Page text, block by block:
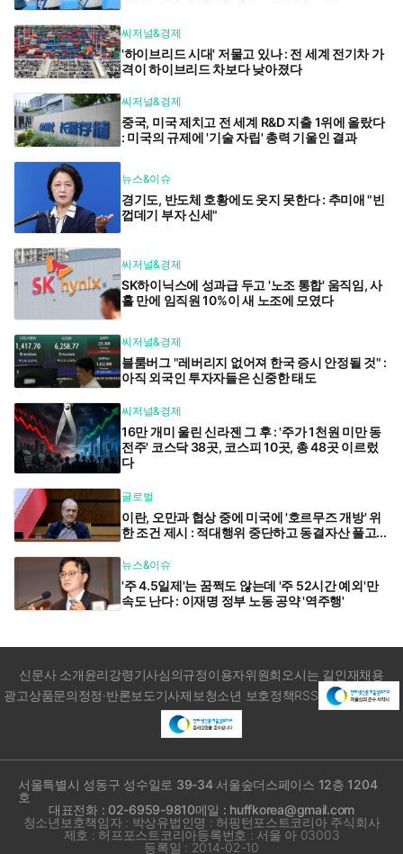
씨저널&경제
'하이브리드 시대' 저물고 있나 : 전 세계 전기차 가
격이 하이브리드 차보다 낮아졌다
씨저널&경제
중국, 미국 제치고 전 세계 R&D 지출 1위에 올랐다
: 미국의 규제에 '기술 자립' 총력 기울인 결과
뉴스&이슈
경기도, 반도체 호황에도 웃지 못한다 : 추미애 "빈
껍데기 부자 신세"
씨저널&경제
SK하이닉스에 성과급 두고 '노조 통합' 움직임, 사
흘 만에 임직원 10%이 새 노조에 모였다
씨저널&경제
블룸버그 "레버리지 없어져 한국 증시 안정될 것" :
아직 외국인 투자자들은 신중한 태도
씨저널&경제
16만 개미 울린 신라젠 그 후 : '주가 1천원 미만 동
전주' 코스닥 38곳, 코스피 10곳, 총 48곳 이르렀
다
글로벌
이란, 오만과 협상 중에 미국에 '호르무즈 개방' 위
한 조건 제시 : 적대행위 중단하고 동결자산 풀고...
뉴스&이슈
'주 4.5일제'는 꿈쩍도 않는데 '주 52시간 예외'만
속도 난다 : 이재명 정부 노동 공약 '역주행'
신문사 소개윤리강령기사심의규정이용자위원회 오시는 길인재채용
광고상품문의정정·반론보도기사제보청소년 보호정책RSS
서울특별시 성동구 성수일로 39-34 서울숲더스페이스 12층 1204
호
대표전화 : 02-6959-9810메일 : huffkorea@gmail.com
청소년보호책임자 : 박상유법인명 : 허핑턴포스트코리아 주식회사
제호 : 허프포스트코리아등록번호 : 서울 아 03003
등록일 : 2014-02-10